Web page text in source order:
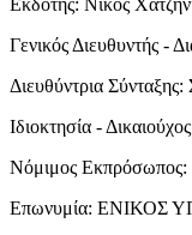
Εκδότης: Νίκος
Γενικός Διευθυντής -
Διευθύντρια Σύνταξης:
Ιδιοκτησία -
Νόμιμος Εκπρόσωπος:
Επωνυμία: ΕΝΙΚΟΣ